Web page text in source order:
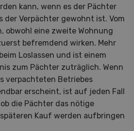
kann, wenn es der Pächter
der Verpächter gewohnt ist. Vom
obwohl eine zweite Wohnung
befremdend wirken. Mehr
Loslassen und ist einem
zum Pächter zuträglich. Wenn
verpachteten Betriebes
erscheint, ist auf jeden Fall
die Pächter das nötige
Kauf werden aufbringen